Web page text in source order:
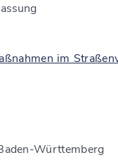
im
Württemberg